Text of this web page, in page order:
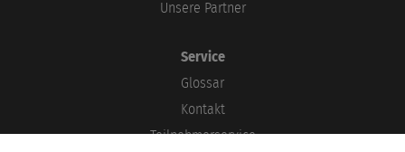
Unsere Partner
Service
Glossar
Kontakt
Teilnehmerservice